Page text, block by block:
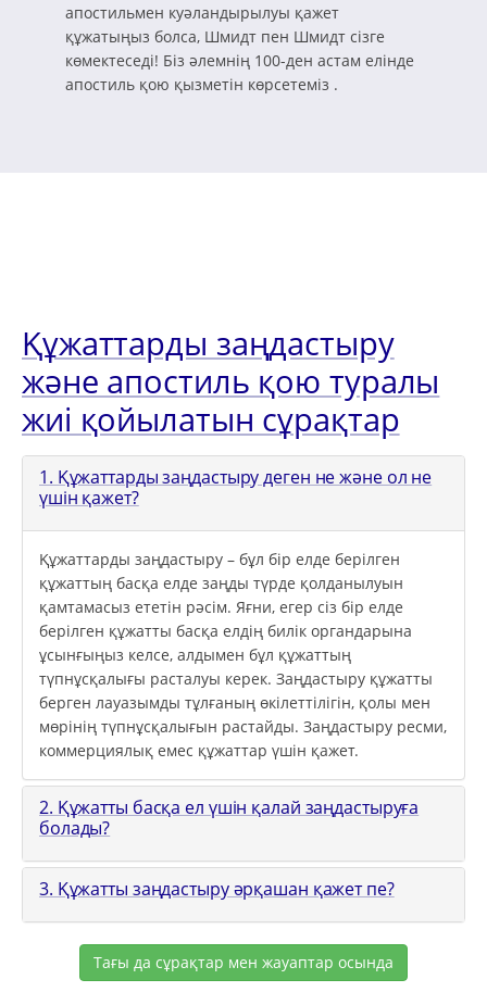
апостильмен куәландырылуы қажет
құжатыңыз болса, Шмидт пен Шмидт сізге
көмектеседі! Біз әлемнің 100-ден астам елінде
апостиль қою қызметін көрсетеміз .
Құжаттарды заңдастыру
және апостиль қою туралы
жиі қойылатын сұрақтар
1. Құжаттарды заңдастыру деген не және ол не
үшін қажет?
Құжаттарды заңдастыру – бұл бір елде берілген
құжаттың басқа елде заңды түрде қолданылуын
қамтамасыз ететін рәсім. Яғни, егер сіз бір елде
берілген құжатты басқа елдің билік органдарына
ұсынғыңыз келсе, алдымен бұл құжаттың
түпнұсқалығы расталуы керек. Заңдастыру құжатты
берген лауазымды тұлғаның өкілеттілігін, қолы мен
мөрінің түпнұсқалығын растайды. Заңдастыру ресми,
коммерциялық емес құжаттар үшін қажет.
2. Құжатты басқа ел үшін қалай заңдастыруға
болады?
3. Құжатты заңдастыру әрқашан қажет пе?
Тағы да сұрақтар мен жауаптар осында